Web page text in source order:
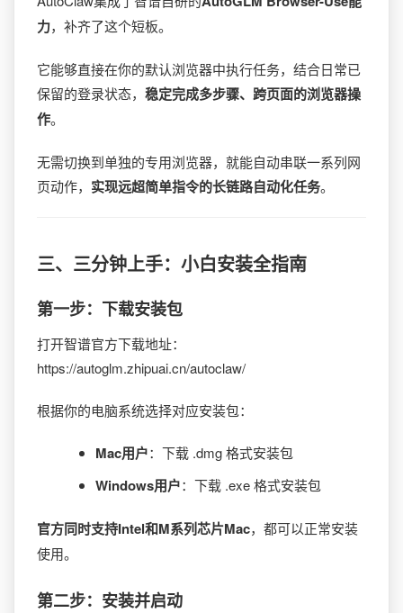
力，补齐了这个短板。
它能够直接在你的默认浏览器中执行任务，结合日常已
保留的登录状态， 稳定完成多步骤、跨页面的浏览器操
作。
无需切换到单独的专用浏览器，就能自动串联一系列网
页动作， 实现远超简单指令的长链路自动化任务。
三、三分钟上手：小白安装全指南
第一步：下载安装包
打开智谱官方下载地址：
https://autoglm.zhipuai.cn/autoclaw/
根据你的电脑系统选择对应安装包：
Mac用户：下载 .dmg 格式安装包
Windows用户：下载 .exe 格式安装包
官方同时支持Intel和M系列芯片Mac，都可以正常安装
使用。
第二步：安装并启动